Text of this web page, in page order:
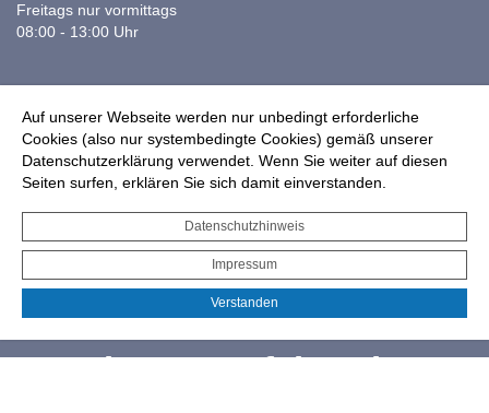
Auf unserer Webseite werden nur unbedingt erforderliche
Cookies (also nur systembedingte Cookies) gemäß unserer
Datenschutzerklärung verwendet. Wenn Sie weiter auf diesen
Seiten surfen, erklären Sie sich damit einverstanden.
Datenschutzhinweis
Impressum
Verstanden
Freitags nur vormittags
08:00 - 13:00 Uhr
Haushaltsplanentwurf 2027
Stellenangebote im
Ganztag
Infos zur Drohnennutzung
Starkregengefahrenkarte